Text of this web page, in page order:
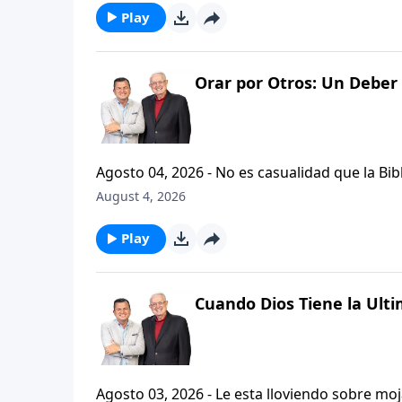
Play
Orar por Otros: Un Deber
Agosto 04, 2026 - No es casualidad que la Biblia contenga
profetas, apostoles...de gente comun y
especifica.
August 4, 2026
Play
Cuando Dios Tiene la
Agosto 03, 2026 - Le esta lloviendo sobre mojado? Siente que el dolor y el sufrimiento se han